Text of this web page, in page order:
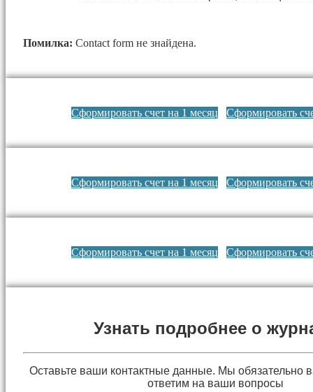
Помилка: Contact form не знайдена.
Сформировать счет на 1 месяц Сформировать
Сформировать счет на 1 месяц Сформировать
Сформировать счет на 1 месяц Сформировать
Узнать подробнее о
Оставьте ваши контактные данные. Мы обязательно
ответим на ваши вопросы